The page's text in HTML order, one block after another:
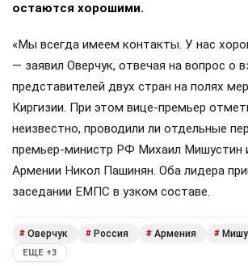
остаются хорошими.
«Мы всегда имеем контакты. У нас
— заявил Оверчук, отвечая на вопрос о
представителей двух стран на полях
Киргизии. При этом вице-премьер
неизвестно, проводили ли отдельные
премьер-министр РФ Михаил Мишустин
Армении Никол Пашинян. Оба лидера
заседании ЕМПС в узком составе.
# Оверчук # Россия # Армения #
ЕЩЕ +3